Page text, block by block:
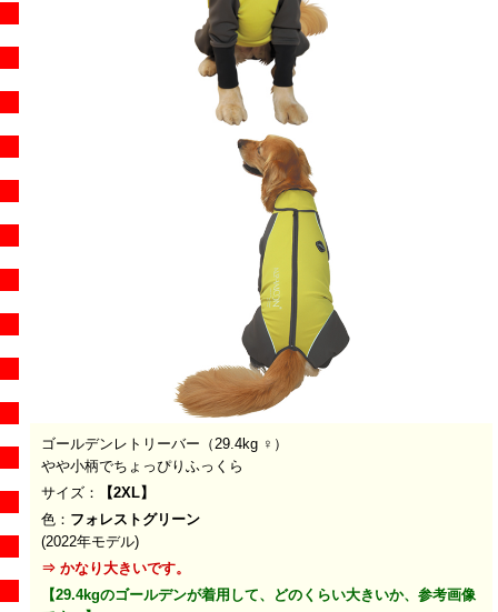
ゴールデンレトリーバー（29.4kg ♀ ）
やや小柄でちょっぴりふっくら
サイズ：
【2XL】
色： フォレストグリーン
(2022年モデル)
⇒ かなり大きいです。
【29.4kgのゴールデンが着用して、どのくらい大きいか、参考画像